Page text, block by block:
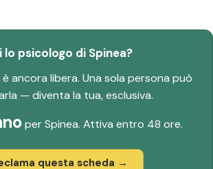
lo psicologo di Spinea?
ancora libera. Una sola persona può
— diventa la tua, esclusiva.
per Spinea. Attiva entro 48 ore.
questa scheda →